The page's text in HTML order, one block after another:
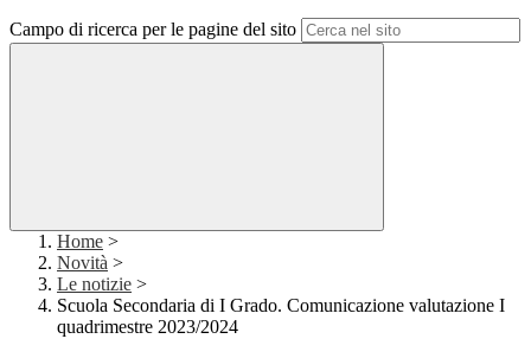
Campo di ricerca per le pagine del sito
Home >
Novità >
Le notizie >
Scuola Secondaria di I Grado. Comunicazione valutazione I
quadrimestre 2023/2024